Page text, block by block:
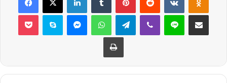
Pocket Skype MessengerWhatsAppTelegramViber Line E-Posta ile
Yazdır